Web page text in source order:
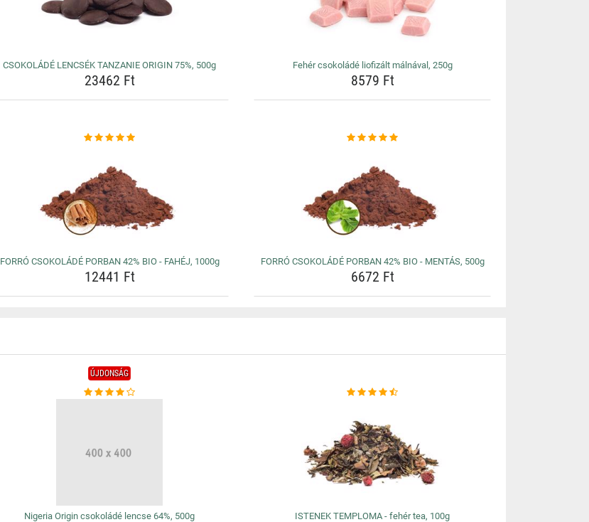
CSOKOLÁDÉ LENCSÉK TANZANIE ORIGIN 75%, 500g
23462 Ft
Fehér csokoládé liofizált málnával, 250g
8579 Ft
FORRÓ CSOKOLÁDÉ PORBAN 42% BIO - FAHÉJ, 1000g
12441 Ft
FORRÓ CSOKOLÁDÉ PORBAN 42% BIO - MENTÁS, 500g
6672 Ft
ÚJDONSÁG
Nigeria Origin csokoládé lencse 64%, 500g ISTENEK TEMPLOMA - fehér tea, 100g